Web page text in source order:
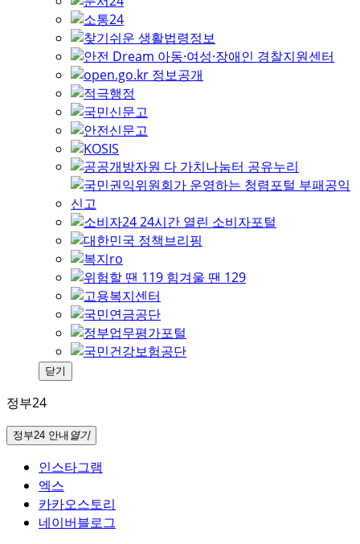
닫기
정부24
정부24 안내 열기
인스타그램
엑스
카카오스토리
네이버블로그